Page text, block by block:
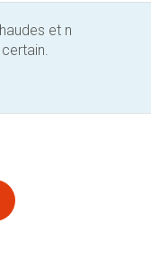
et n